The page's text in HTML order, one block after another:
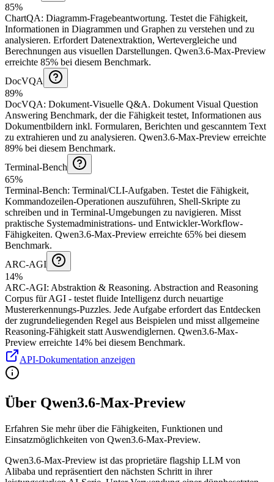
85%
ChartQA: Diagramm-Fragebeantwortung. Testet die Fähigkeit,
Informationen in Diagrammen und Graphen zu verstehen und zu
analysieren. Erfordert Datenextraktion, Wertevergleiche und
Berechnungen aus visuellen Darstellungen. Qwen3.6-Max-Preview
erreichte 85% bei diesem Benchmark.
DocVQA
89%
DocVQA: Dokument-Visuelle Q&A. Dokument Visual Question
Answering Benchmark, der die Fähigkeit testet, Informationen aus
Dokumentbildern inkl. Formularen, Berichten und gescanntem Text
zu extrahieren und zu analysieren. Qwen3.6-Max-Preview erreichte
89% bei diesem Benchmark.
Terminal-Bench
65%
Terminal-Bench: Terminal/CLI-Aufgaben. Testet die Fähigkeit,
Kommandozeilen-Operationen auszuführen, Shell-Skripte zu
schreiben und in Terminal-Umgebungen zu navigieren. Misst
praktische Systemadministrations- und Entwickler-Workflow-
Fähigkeiten. Qwen3.6-Max-Preview erreichte 65% bei diesem
Benchmark.
ARC-AGI
14%
ARC-AGI: Abstraktion & Reasoning. Abstraction and Reasoning
Corpus für AGI - testet fluide Intelligenz durch neuartige
Mustererkennungs-Puzzles. Jede Aufgabe erfordert das Entdecken
der zugrundeliegenden Regel aus Beispielen und misst allgemeine
Reasoning-Fähigkeit statt Auswendiglernen. Qwen3.6-Max-
Preview erreichte 14% bei diesem Benchmark.
API-Dokumentation anzeigen
Über Qwen3.6-Max-Preview
Erfahren Sie mehr über die Fähigkeiten, Funktionen und
Einsatzmöglichkeiten von Qwen3.6-Max-Preview.
Qwen3.6-Max-Preview ist das proprietäre flagship LLM von
Alibaba und repräsentiert den nächsten Schritt in ihrer